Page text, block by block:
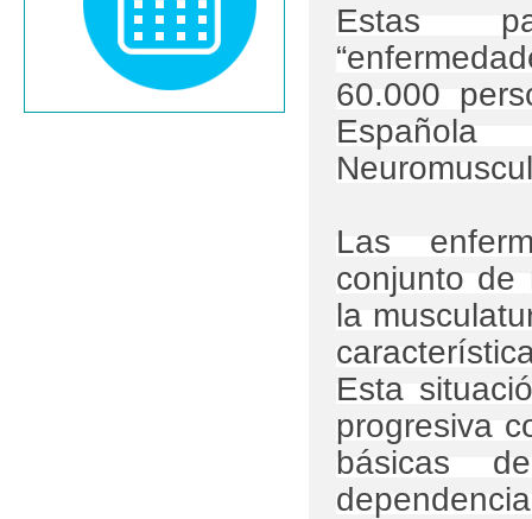
Estas
60.000
Las
conjunto de
la
Esta
progresiva
básicas